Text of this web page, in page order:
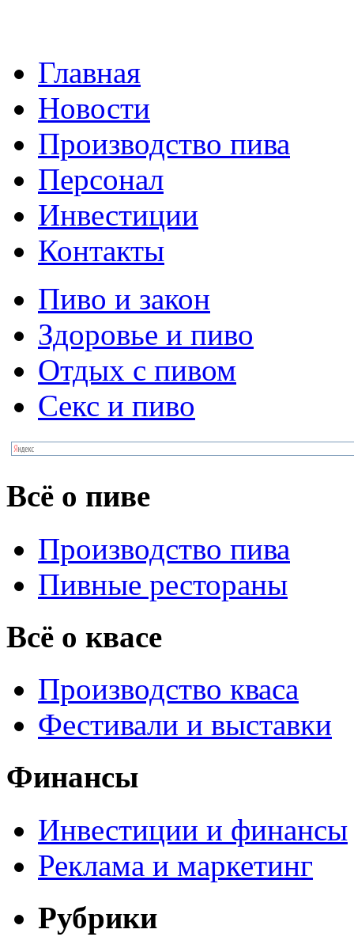
Главная
Новости
Производство пива
Персонал
Инвестиции
Контакты
Пиво и закон
Здоровье и пиво
Отдых с пивом
Секс и пиво
Всё о пиве
Производство пива
Пивные рестораны
Всё о квасе
Производство кваса
Фестивали и выставки
Финансы
Инвестиции и финансы
Реклама и маркетинг
Рубрики